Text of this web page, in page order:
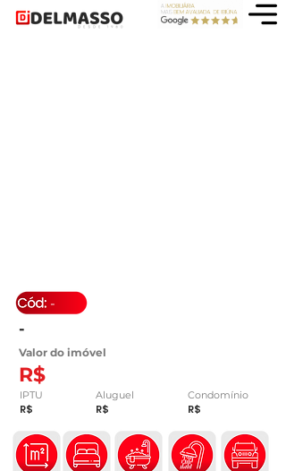
-
Valor do imóvel
R$
-
IPTU
R$
Aluguel Condomínio
R$ R$